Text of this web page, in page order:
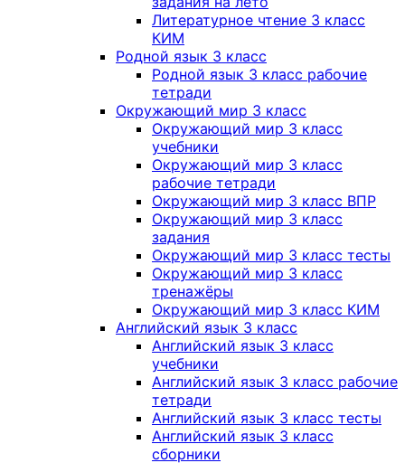
Литературное чтение 3 класс
КИМ
Родной язык 3 класс
Родной язык 3 класс рабочие
тетради
Окружающий мир 3 класс
Окружающий мир 3 класс
учебники
Окружающий мир 3 класс
рабочие тетради
Окружающий мир 3 класс ВПР
Окружающий мир 3 класс
задания
Окружающий мир 3 класс тесты
Окружающий мир 3 класс
тренажёры
Окружающий мир 3 класс КИМ
Английский язык 3 класс
Английский язык 3 класс
учебники
Английский язык 3 класс рабочие
тетради
Английский язык 3 класс тесты
Английский язык 3 класс
сборники